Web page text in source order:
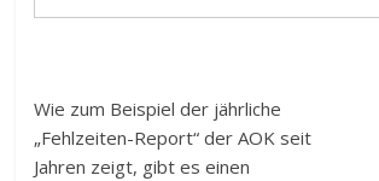
Wie zum Beispiel der jährliche
„Fehlzeiten-Report“ der AOK seit
Jahren zeigt, gibt es einen